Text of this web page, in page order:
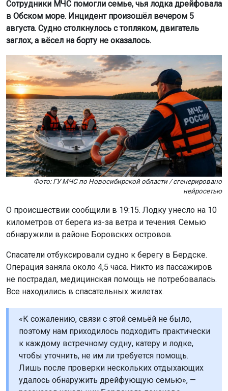
Сотрудники МЧС помогли семье, чья лодка дрейфовала
в Обском море. Инцидент произошёл вечером 5
августа. Судно столкнулось с топляком, двигатель
заглох, а вёсел на борту не оказалось.
Фото: ГУ МЧС по Новосибирской области / сгенерировано
нейросетью
О происшествии сообщили в 19:15. Лодку унесло на 10
километров от берега из-за ветра и течения. Семью
обнаружили в районе Боровских островов.
Спасатели отбуксировали судно к берегу в Бердске.
Операция заняла около 4,5 часа. Никто из пассажиров
не пострадал, медицинская помощь не потребовалась.
Все находились в спасательных жилетах.
«К сожалению, связи с этой семьёй не было,
поэтому нам приходилось подходить практически
к каждому встречному судну, катеру и лодке,
чтобы уточнить, не им ли требуется помощь.
Лишь после проверки нескольких отдыхающих
удалось обнаружить дрейфующую семью», —